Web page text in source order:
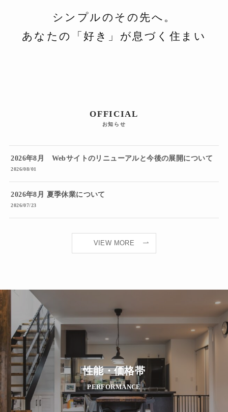
シンプルのその先へ。
あなたの「好き」が息づく住まい
OFFICIAL
お知らせ
2026/08/01
2026年8月 Webサイトのリニューアルと今後の展開について
2026/07/23
2026年8月 夏季休業について
VIEW MORE
性能・価格帯
PERFORMANCE